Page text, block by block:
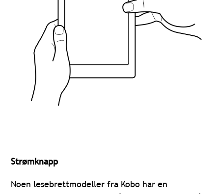
Strømknapp
Noen lesebrettmodeller fra Kobo har en